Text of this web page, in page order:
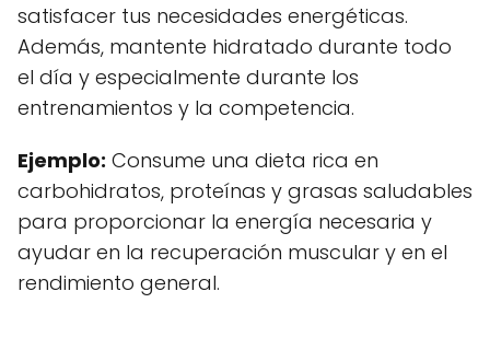
satisfacer tus necesidades energéticas.
Además, mantente hidratado durante todo
el día y especialmente durante los
entrenamientos y la competencia.
Ejemplo: Consume una dieta rica en
carbohidratos, proteínas y grasas saludables
para proporcionar la energía necesaria y
ayudar en la recuperación muscular y en el
rendimiento general.